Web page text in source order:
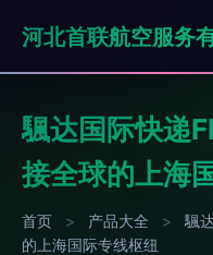
颿达国际快递
接全球的上海
首页 > 产品大全 >
颿
的上海国际专线枢纽